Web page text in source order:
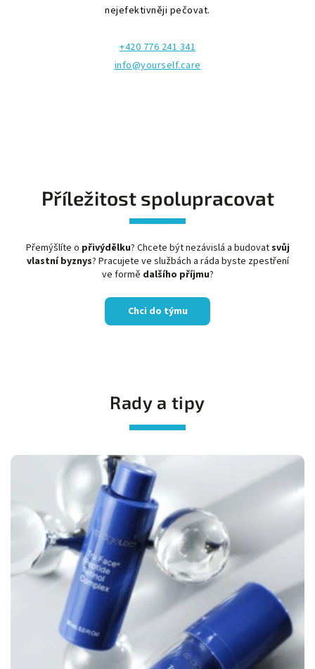
nejefektivněji pečovat.
+420 776 241 341
info@yourself.care
Příležitost spolupracovat
Přemýšlíte o přivýdělku? Chcete být nezávislá a budovatsvůj
vlastní byznys? Pracujete ve službách a ráda byste zpestření
ve formě dalšího příjmu?
Chci do týmu
Rady a tipy